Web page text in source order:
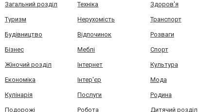
Загальний розділ Техніка Здоров'я
Туризм Нерухомість Транспорт
Будівництво Відпочинок Розваги
Бізнес Меблі Спорт
Жіночий розділ Інтернет Культура
Економіка Інтер'єр Мода
Кулінарія Послуги Родина
Подорожі Робота Дитячий розділ